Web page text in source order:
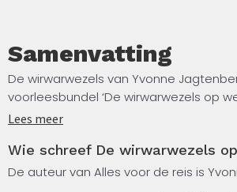
Samenvatting
De wirwarwezels van Yvonne
voorleesbundel ‘De wirwarwezels op
absurde én herkenbare
Arti de wirwarwezel heeft genoeg van
het huishouden, de was, de plantjes.
Lees meer
Wie schreef De wirwarwezels
De auteur van Alles voor de reis is